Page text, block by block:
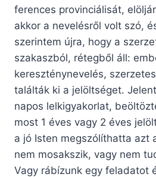
ferences provinciálisát,
akkor a nevelésről volt szó,
szerintem újra, hogy a
szakaszból, rétegből áll:
kereszténynevelés,
találták ki a jelöltséget.
napos lelkigyakorlat,
most 1 éves vagy 2 éves
a jó Isten megszólíthatta azt
nem mosakszik, vagy nem
Vagy rábízunk egy feladatot